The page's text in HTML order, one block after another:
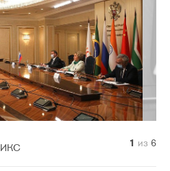
1 из 6
2 из 6
3 из 6
4 из 6
5 из 6
6 из 6